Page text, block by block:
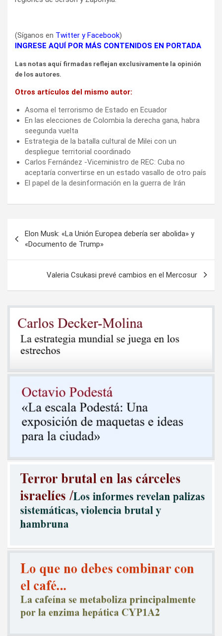
(Síganos en Twitter yFacebook)
INGRESE AQUÍ POR MÁS CONTENIDOS EN PORTADA
Las notas aquí firmadas reflejan exclusivamente la opinión
de los autores.
Otros artículos del mismo autor:
Asoma el terrorismo de Estado en Ecuador
En las elecciones de Colombia la derecha gana, habra
seegunda vuelta
Estrategia de la batalla cultural de Milei con un
despliegue territorial coordinado
Carlos Fernández -Viceministro de REC: Cuba no
aceptaría convertirse en un estado vasallo de otro país
El papel de la desinformación en la guerra de Irán
de
entradas
Elon Musk: «La Unión Europea debería ser abolida» y
«Documento de Trump»
Valeria Csukasi prevé cambios en el Mercosur